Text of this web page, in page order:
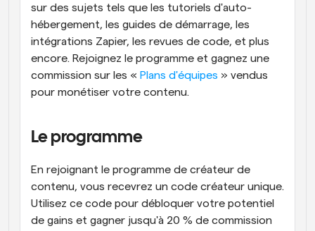
Liens de groupe dynamique
Réservez facilement des réunions avec plusieurs
personnes
Webhooks
Soyez informé lorsque quelque chose se passe
sur des sujets tels que les tutoriels d'auto-
hébergement, les guides de démarrage, les
intégrations Zapier, les revues de code, et plus
encore. Rejoignez le programme et gagnez une
commission sur les « Plans d'équipes » vendus
pour monétiser votre contenu.
Le programme
En rejoignant le programme de créateur de
contenu, vous recevrez un code créateur unique.
Utilisez ce code pour débloquer votre potentiel
de gains et gagner jusqu'à 20 % de commission